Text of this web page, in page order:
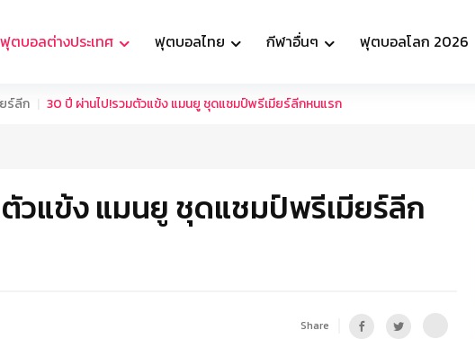
ฟุตบอลต่างประเทศ ฟุตบอลไทย กีฬาอื่นๆ ฟุตบอลโลก 2026
ร์ลีก 30 ปี ผ่านไป!รวมตัวแข้ง แมนยู ชุดแชมป์พรีเมียร์ลีกหนแรก
วแข้ง แมนยู ชุดแชมป์พรีเมียร์ลีก
Share